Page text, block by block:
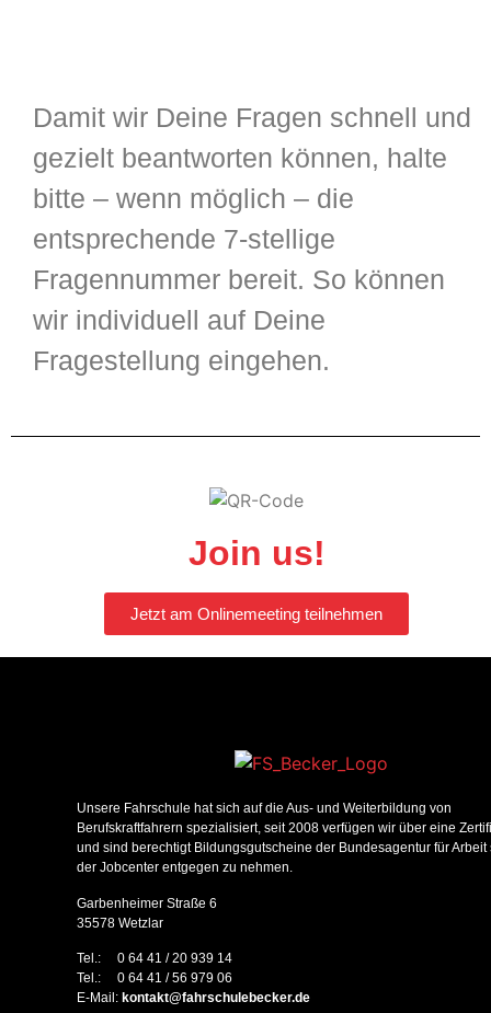
Damit wir Deine Fragen schnell und
gezielt beantworten können, halte
bitte – wenn möglich – die
entsprechende 7-stellige
Fragennummer bereit. So können
wir individuell auf Deine
Fragestellung eingehen.
Join us!
Jetzt am Onlinemeeting teilnehmen
Unsere Fahrschule hat sich auf die Aus- und Weiterbildung von
Berufskraftfahrern spezialisiert, seit 2008 verfügen wir über eine
und sind berechtigt Bildungsgutscheine der Bundesagentur für Arbeit
der Jobcenter entgegen zu nehmen.
Garbenheimer Straße 6
35578 Wetzlar
Tel.: 0 64 41 / 20 939 14
Tel.: 0 64 41 / 56 979 06
E-Mail: kontakt@fahrschulebecker.de